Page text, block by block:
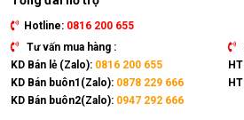
Hotline: 0816 200 655
Tư vấn mua hàng :
KD Bán lẻ (Zalo): 0816 200 655
KD Bán buôn1(Zalo): 0878 229 666
KD Bán buôn2(Zalo): 0947 292 666